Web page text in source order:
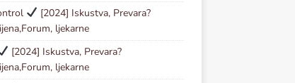
[2024] Iskustva, Prevara?
ljekarne
[2024] Iskustva, Prevara?
ljekarne